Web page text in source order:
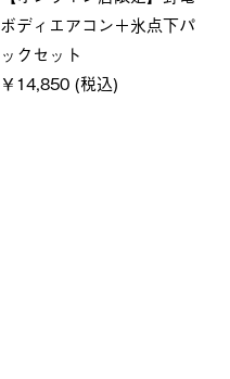
ボディエアコン＋氷点下パ
ックセット
￥14,850 (税込)